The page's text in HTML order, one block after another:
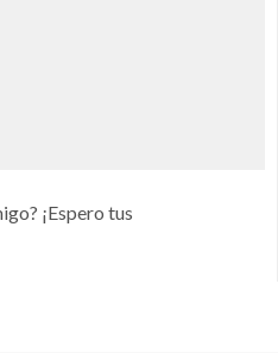
¡Espero tus